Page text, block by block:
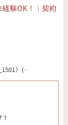
験OK！｜契約
佐久市)